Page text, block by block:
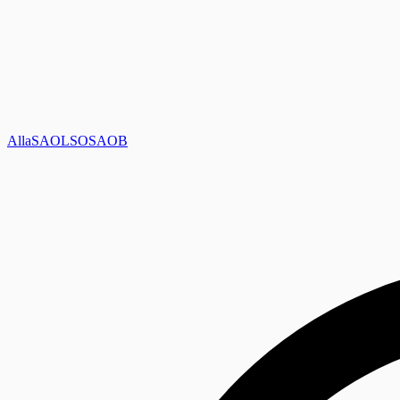
AllaSAOLSOSAOB